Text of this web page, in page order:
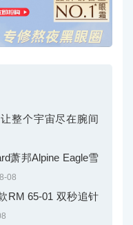
精神的艺术家可谓互
计师协会（CFDA）授
二十世纪七十年代的波
整个宇宙尽在腕间
萧邦Alpine Eagle雪
08
RM 65-01 双秒追针